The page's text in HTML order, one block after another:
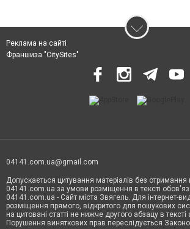
Реклама на сайті
Франшиза "CitySites"
04141.com.ua@gmail.com
Допускається цитування матеріалів без отримання
04141.com.ua за умови розміщення в тексті
04141.com.ua - Сайт міста Звягель. Для інтернет-
розміщення прямого, відкритого для пошукових
на цитовані статті не нижче другого абзацу в
Порушення виняткових прав переслідується